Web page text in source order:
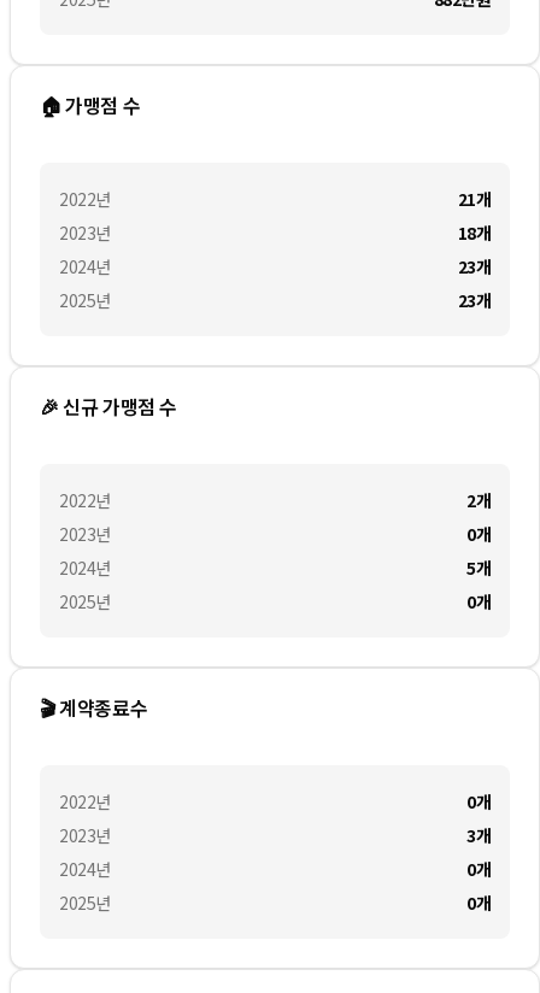
🏠 가맹점 수
2022년
2023년
2024년
2025년
21개
18개
23개
23개
🎉 신규 가맹점 수
2022년
2023년
2024년
2025년
2개
0개
5개
0개
🎬 계약종료수
2022년
2023년
2024년
2025년
0개
3개
0개
0개